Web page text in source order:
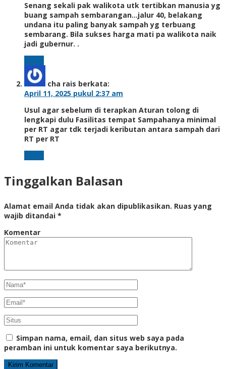
Senang sekali pak walikota utk tertibkan manusia yg
buang sampah sembarangan…jalur 40, belakang
undana itu paling banyak sampah yg terbuang
sembarang. Bila sukses harga mati pa walikota naik
jadi gubernur. .
cha rais berkata:
April 11, 2025 pukul 2:37 am
Usul agar sebelum di terapkan Aturan tolong di
lengkapi dulu Fasilitas tempat Sampahanya minimal
per RT agar tdk terjadi keributan antara sampah dari
RT per RT
Tinggalkan Balasan
Alamat email Anda tidak akan dipublikasikan. Ruas yang
wajib ditandai *
Komentar
Simpan nama, email, dan situs web saya pada
peramban ini untuk komentar saya berikutnya.